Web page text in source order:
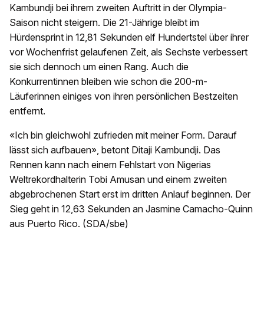
Kambundji bei ihrem zweiten Auftritt in der Olympia-
Saison nicht steigern. Die 21-Jährige bleibt im
Hürdensprint in 12,81 Sekunden elf Hundertstel über ihrer
vor Wochenfrist gelaufenen Zeit, als Sechste verbessert
sie sich dennoch um einen Rang. Auch die
Konkurrentinnen bleiben wie schon die 200-m-
Läuferinnen einiges von ihren persönlichen Bestzeiten
entfernt.
«Ich bin gleichwohl zufrieden mit meiner Form. Darauf
lässt sich aufbauen», betont Ditaji Kambundji. Das
Rennen kann nach einem Fehlstart von Nigerias
Weltrekordhalterin Tobi Amusan und einem zweiten
abgebrochenen Start erst im dritten Anlauf beginnen. Der
Sieg geht in 12,63 Sekunden an Jasmine Camacho-Quinn
aus Puerto Rico. (SDA/sbe)